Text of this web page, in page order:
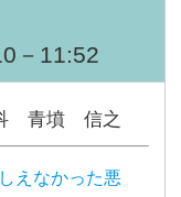
－11:52
科 青墳 信之
えなかった悪